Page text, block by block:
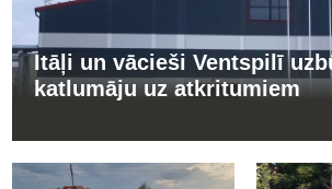
Itāļi un vācieši Ventspilī
katlumāju uz atkritumiem